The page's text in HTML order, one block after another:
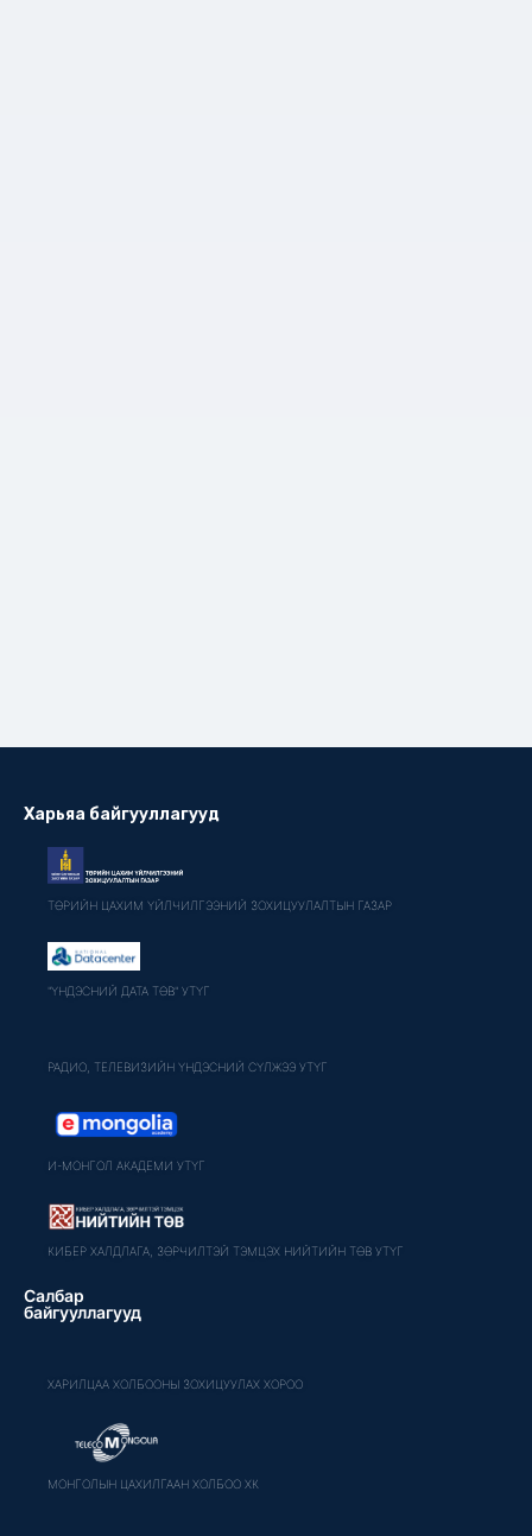
Харьяа байгууллагууд
ТӨРИЙН ЦАХИМ ҮЙЛЧИЛГЭЭНИЙ ЗОХИЦУУЛАЛТЫН ГАЗАР
"ҮНДЭСНИЙ ДАТА ТӨВ" УТҮГ
РАДИО, ТЕЛЕВИЗИЙН ҮНДЭСНИЙ СҮЛЖЭЭ УТҮГ
И-МОНГОЛ АКАДЕМИ УТҮГ
КИБЕР ХАЛДЛАГА, ЗӨРЧИЛТЭЙ ТЭМЦЭХ НИЙТИЙН ТӨВ УТҮГ
Салбар
байгууллагууд
ХАРИЛЦАА ХОЛБООНЫ ЗОХИЦУУЛАХ ХОРОО
МОНГОЛЫН ЦАХИЛГААН ХОЛБОО ХК